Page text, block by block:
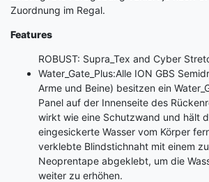
Zuordnung im Regal.
Features
ROBUST: Supra_Tex and Cyber
Water_Gate_Plus:Alle ION GBS
Arme und Beine) besitzen ein
Panel auf der Innenseite des
wirkt wie eine Schutzwand und hält
eingesickerte Wasser vom Körper
verklebte Blindstichnaht mit einem
Neoprentape abgeklebt, um die
weiter zu erhöhen.